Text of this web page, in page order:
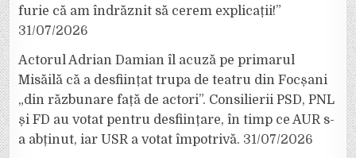
furie că am îndrăznit să cerem explicații!”
31/07/2026
Actorul Adrian Damian îl acuză pe primarul
Misăilă că a desființat trupa de teatru din Focșani
„din răzbunare față de actori”. Consilierii PSD, PNL
și FD au votat pentru desființare, în timp ce AUR s-
a abținut, iar USR a votat împotrivă. 31/07/2026